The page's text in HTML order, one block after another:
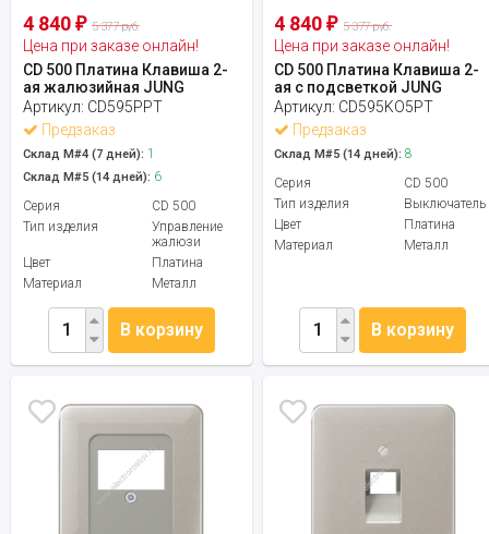
4 840 ₽ 5 377 руб.
Цена при заказе онлайн!
CD 500 Платина Клавиша 2-
ая жалюзийная JUNG
Артикул: CD595PPT
Предзаказ
Склад М#4 (7 дней): 1
Склад М#5 (14 дней): 6
Серия
CD 500
Тип изделия
Управление
жалюзи
Цвет
Платина
Материал
Металл
В корзину
4 840₽ 5 377 руб.
Цена при заказе онлайн!
CD 500 Платина Клавиша 2-
ая с подсветкой JUNG
Артикул: CD595KO5PT
Предзаказ
Склад М#5 (14 дней): 8
Серия
CD 500
Тип изделия
Выключатель
Цвет
Платина
Материал
Металл
В корзину